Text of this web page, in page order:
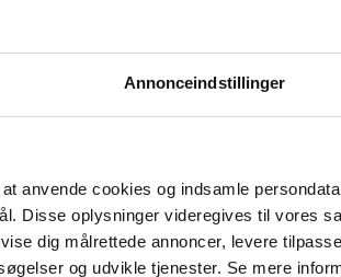
Annonceindstillinger
anvende cookies og indsamle
Disse oplysninger videregives til vores
dig målrettede annoncer, levere
og udvikle tjenester. Se mere
FRA PRIS TIL PRIS